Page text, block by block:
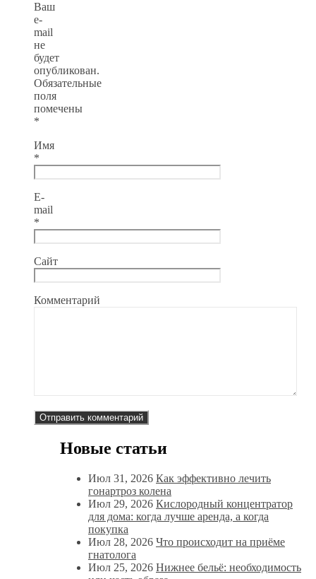
Ваш
e-
mail
не
будет
опубликован.
Обязательные
поля
помечены
*
Имя
*
E-
mail
*
Сайт
Комментарий
Новые статьи
Июл 31, 2026 Как эффективно лечить
гонартроз колена
Июл 29, 2026 Кислородный концентратор
для дома: когда лучше аренда, а когда
покупка
Июл 28, 2026 Что происходит на приёме
гнатолога
Июл 25, 2026 Нижнее бельё: необходимость